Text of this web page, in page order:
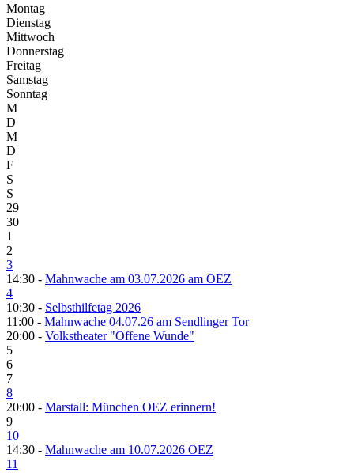
Montag
Dienstag
Mittwoch
Donnerstag
Freitag
Samstag
Sonntag
M
D
M
D
F
S
S
29
30
1
2
3
14:30 - Mahnwache am 03.07.2026 am OEZ
4
10:30 - Selbsthilfetag 2026
11:00 - Mahnwache 04.07.26 am Sendlinger Tor
20:00 - Volkstheater "Offene Wunde"
5
6
7
8
20:00 - Marstall: München OEZ erinnern!
9
10
14:30 - Mahnwache am 10.07.2026 OEZ
11